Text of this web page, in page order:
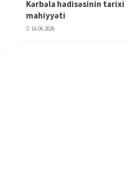
Kərbəla hadisəsinin tarixi
mahiyyəti
16.06.2026